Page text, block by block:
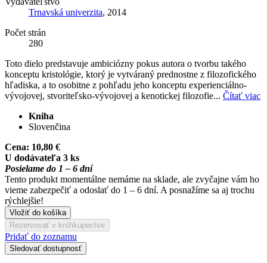
Trnavská univerzita, 2014
Počet strán
280
Toto dielo predstavuje ambiciózny pokus autora o tvorbu takého
konceptu kristológie, ktorý je vytváraný prednostne z filozofického
hľadiska, a to osobitne z pohľadu jeho konceptu experienciálno-
vývojovej, stvoriteľsko-vývojovej a kenotickej filozofie... Čítať viac
Kniha
Slovenčina
Cena: 10,80 €
U dodávateľa 3 ks
Posielame do 1 – 6 dní
Tento produkt momentálne nemáme na sklade, ale zvyčajne vám ho
vieme zabezpečiť a odoslať do 1 – 6 dní. A posnažíme sa aj trochu
rýchlejšie!
Vložiť do košíka
Rezervovať v kníhkupectve
Pridať do zoznamu
Sledovať dostupnosť